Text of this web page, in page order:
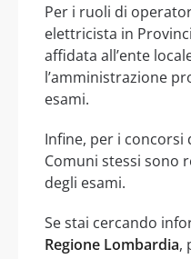
Per i ruoli di
elettricista in
affidata all’ente
l’amministrazione
esami.
Infine, per i concorsi
Comuni stessi sono
degli esami.
Se stai cercando
Regione Lombardia,